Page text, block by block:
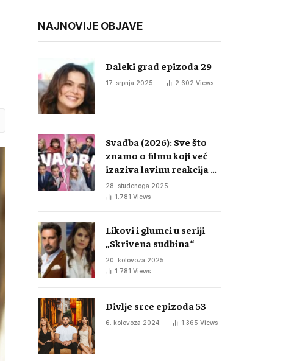
NAJNOVIJE OBJAVE
Daleki grad epizoda 29
17. srpnja 2025. 2.602 Views
Svadba (2026): Sve što
znamo o filmu koji već
izaziva lavinu reakcija u
regiji
28. studenoga 2025.
1.781 Views
Likovi i glumci u seriji
„Skrivena sudbina“
20. kolovoza 2025.
1.781 Views
Divlje srce epizoda 53
6. kolovoza 2024. 1.365 Views